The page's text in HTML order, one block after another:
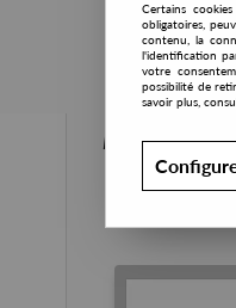
PRESALES
Certains
obligatoires,
contenu, la
l'identification
votre
possibilité de
savoir plus,